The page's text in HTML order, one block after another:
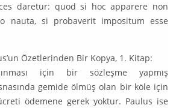
daretur: quod si hoc apparere non
nauta, si probaverit impositum esse
Özetlerinden Bir Kopya, 1. Kitap:
için bir sözleşme yapmış
gemide ölmüş olan bir köle için
ödemene gerek yoktur. Paulus ise